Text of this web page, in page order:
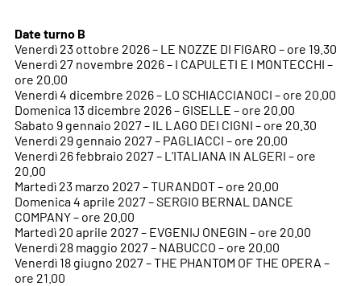
Date turno B
Venerdì 23 ottobre 2026 – LE NOZZE DI FIGARO – ore 19.30
Venerdì 27 novembre 2026 – I CAPULETI E I MONTECCHI –
ore 20.00
Venerdì 4 dicembre 2026 – LO SCHIACCIANOCI – ore 20.00
Domenica 13 dicembre 2026 – GISELLE – ore 20.00
Sabato 9 gennaio 2027 – IL LAGO DEI CIGNI – ore 20.30
Venerdì 29 gennaio 2027 – PAGLIACCI – ore 20.00
Venerdì 26 febbraio 2027 – L’ITALIANA IN ALGERI – ore
20.00
Martedì 23 marzo 2027 – TURANDOT – ore 20.00
Domenica 4 aprile 2027 – SERGIO BERNAL DANCE
COMPANY – ore 20.00
Martedì 20 aprile 2027 – EVGENIJ ONEGIN – ore 20.00
Venerdì 28 maggio 2027 – NABUCCO – ore 20.00
Venerdì 18 giugno 2027 – THE PHANTOM OF THE OPERA –
ore 21.00